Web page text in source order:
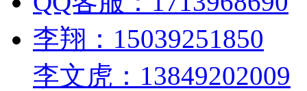
李翔：15039251850
李文虎：13849202009